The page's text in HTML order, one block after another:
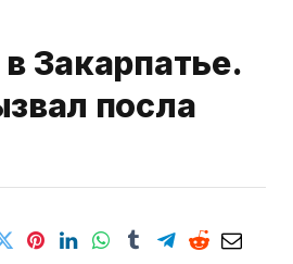
Закарпатье.
посла